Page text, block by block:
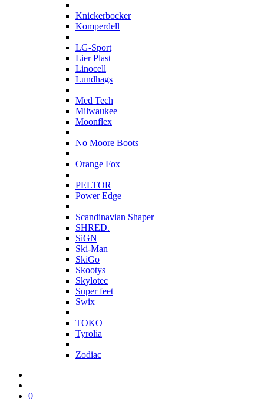
Knickerbocker
Komperdell
LG-Sport
Lier Plast
Linocell
Lundhags
Med Tech
Milwaukee
Moonflex
No Moore Boots
Orange Fox
PELTOR
Power Edge
Scandinavian Shaper
SHRED.
SiGN
Ski-Man
SkiGo
Skootys
Skylotec
Super feet
Swix
TOKO
Tyrolia
Zodiac
0